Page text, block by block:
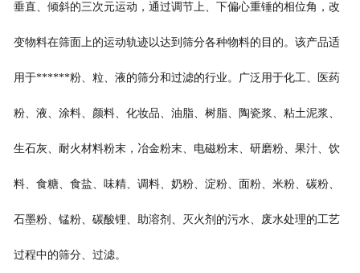
垂直、倾斜的三次元运动，通过调节上、下偏心重锤的相位角，改
变物料在筛面上的运动轨迹以达到筛分各种物料的目的。该产品适
用于******粉、粒、液的筛分和过滤的行业。广泛用于化工、医药
粉、液、涂料、颜料、化妆品、油脂、树脂、陶瓷浆、粘土泥浆、
生石灰、耐火材料粉末，冶金粉末、电磁粉末、研磨粉、果汁、饮
料、食糖、食盐、味精、调料、奶粉、淀粉、面粉、米粉、碳粉、
石墨粉、锰粉、碳酸锂、助溶剂、灭火剂的污水、废水处理的工艺
过程中的筛分、过滤。